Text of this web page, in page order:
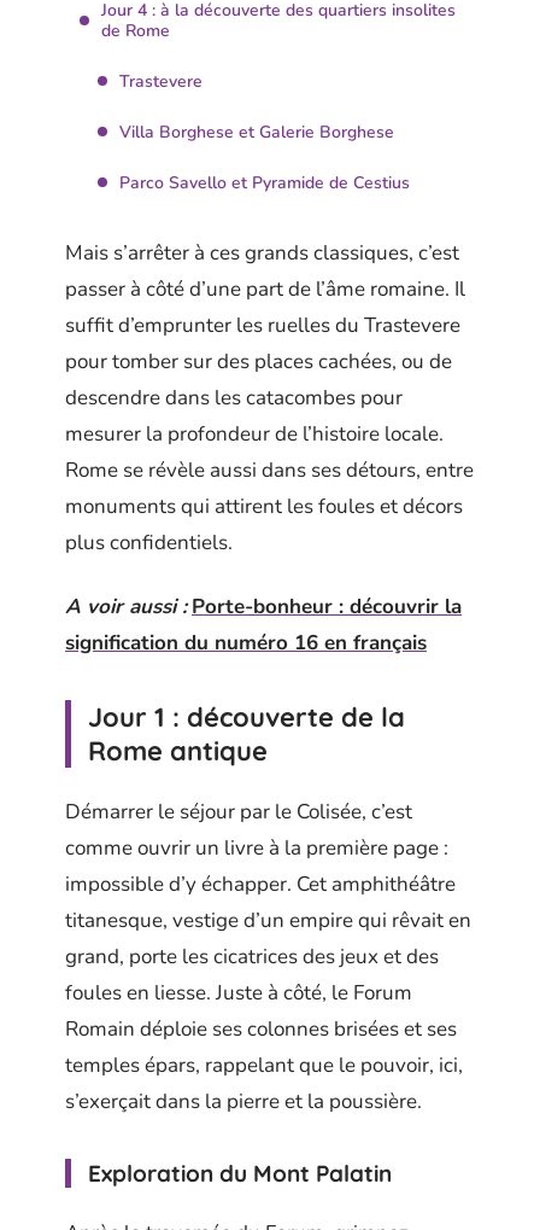
Jour 4 : à la découverte des quartiers insolites
de Rome
Trastevere
Villa Borghese et Galerie Borghese
Parco Savello et Pyramide de Cestius
Mais s’arrêter à ces grands classiques, c’est
passer à côté d’une part de l’âme romaine. Il
suffit d’emprunter les ruelles du Trastevere
pour tomber sur des places cachées, ou de
descendre dans les catacombes pour
mesurer la profondeur de l’histoire locale.
Rome se révèle aussi dans ses détours, entre
monuments qui attirent les foules et décors
plus confidentiels.
A voir aussi : Porte-bonheur : découvrir la
signification du numéro 16 en français
Jour 1 : découverte de la
Rome antique
Démarrer le séjour par le Colisée, c’est
comme ouvrir un livre à la première page :
impossible d’y échapper. Cet amphithéâtre
titanesque, vestige d’un empire qui rêvait en
grand, porte les cicatrices des jeux et des
foules en liesse. Juste à côté, le Forum
Romain déploie ses colonnes brisées et ses
temples épars, rappelant que le pouvoir, ici,
s’exerçait dans la pierre et la poussière.
Exploration du Mont Palatin